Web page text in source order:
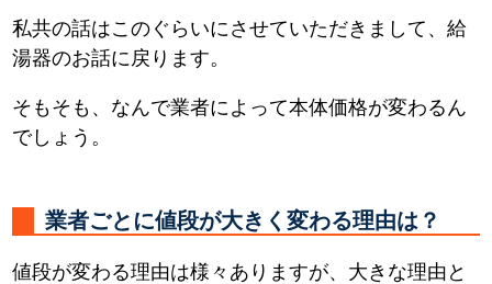
私共の話はこのぐらいにさせていただきまして、給
湯器のお話に戻ります。
そもそも、なんで業者によって本体価格が変わるん
でしょう。
業者ごとに値段が大きく変わる理由は？
値段が変わる理由は様々ありますが、大きな理由と